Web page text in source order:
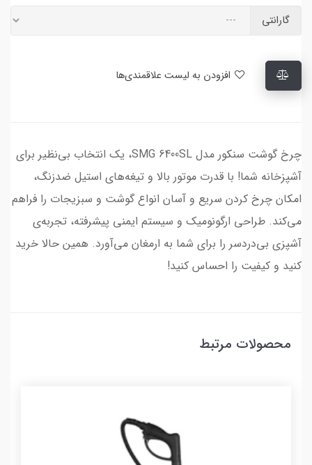
گارانتی
چرخ گوشت سنکور مدل SMG 6400SL، یک انتخاب بی‌نظیر برای
آشپزخانه شما! با قدرت موتور بالا و تیغه‌های استیل ضدزنگ،
امکان چرخ کردن سریع و آسان انواع گوشت و سبزیجات را فراهم
می‌کند. طراحی ارگونومیک و سیستم ایمنی پیشرفته، تجربه‌ی
آشپزی بی‌دردسر را برای شما به ارمغان می‌آورد. همین حالا خرید
کنید و کیفیت را احساس کنید!
محصولات مرتبط